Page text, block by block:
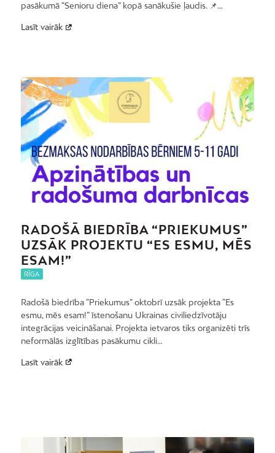
pasākumā “Senioru diena” kopā sanākušie ļaudis. 📌…
Lasīt vairāk
RADOŠĀ BIEDRĪBA “PRIEKUMUS”
UZSĀK PROJEKTU “ES ESMU, MĒS
ESAM!”
RĪGA
Radošā biedrība “Priekumus” oktobrī uzsāk projekta “Es
esmu, mēs esam!” īstenošanu Ukrainas civiliedzīvotāju
integrācijas veicināšanai. Projekta ietvaros tiks organizēti trīs
neformālās izglītības pasākumu cikli…
Lasīt vairāk